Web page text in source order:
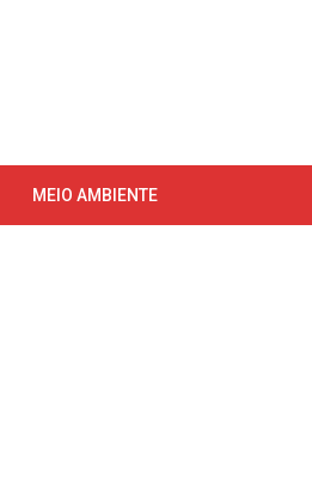
MEIO AMBIENTE